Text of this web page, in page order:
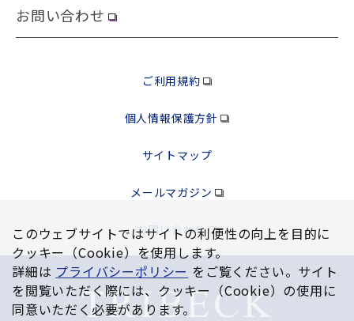
お問い合わせ
ご利用規約
個人情報保護方針
サイトマップ
メールマガジン
お問い合わせ
このウェブサイトではサイトの利便性の向上を⽬的に
クッキー（Cookie）を使⽤します。
詳細は プライバシーポリシー をご覧ください。サイト
を閲覧いただく際には、クッキー（Cookie）の使⽤に
同意いただく必要があります。